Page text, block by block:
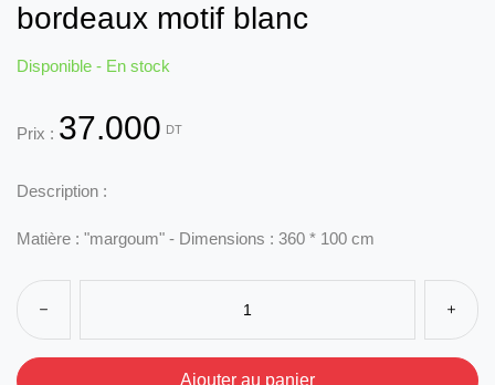
bordeaux motif blanc
Disponible - En stock
Prix : 37.000 DT
Description :
Matière : "margoum" - Dimensions : 360 * 100 cm